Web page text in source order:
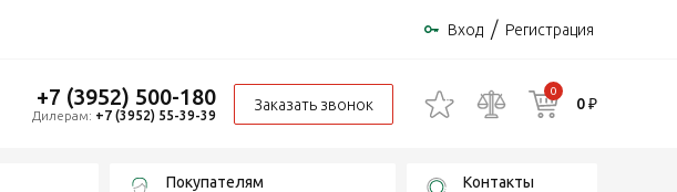
Вход / Регистрация
+7 (3952) 500-180
Дилерам: +7 (3952) 55-39-39
Заказать звонок
0
0 ₽
Покупателям Контакты